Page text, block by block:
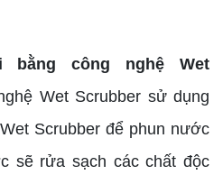
công nghệ Wet
Wet Scrubber sử dụng
Scrubber để phun nước
sẽ rửa sạch các chất độc